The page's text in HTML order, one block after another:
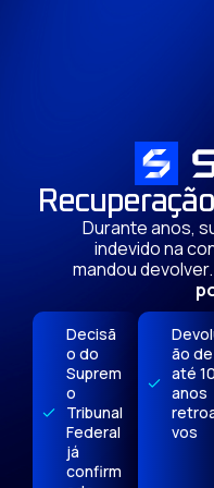
Durante anos,
indevido na
mandou devolver.
Decisã
o do
Suprem
o
Tribunal
Federal
já
confirm
ão de
até 10
anos
vos